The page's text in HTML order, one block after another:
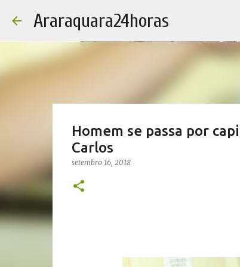
Araraquara24horas
Homem se passa por
Carlos
setembro 16, 2018